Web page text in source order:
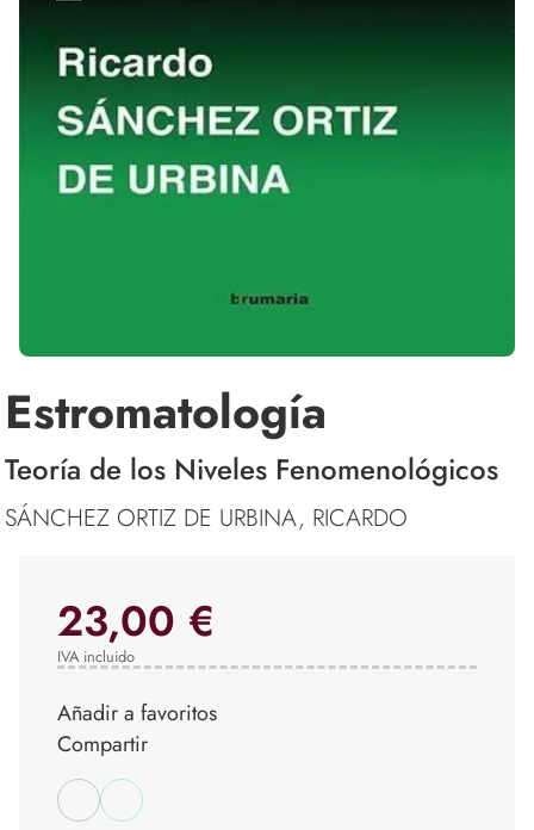
Estromatología
Teoría de los Niveles Fenomenológicos
SÁNCHEZ ORTIZ DE URBINA, RICARDO
23,00 €
IVA incluido
Añadir a favoritos
Compartir